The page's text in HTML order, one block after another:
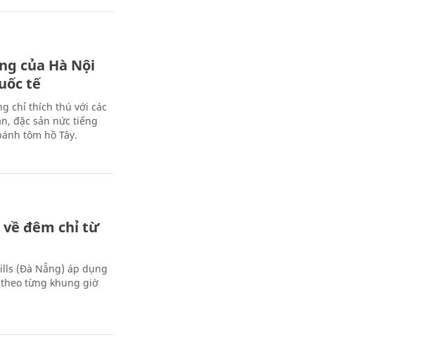
của Hà Nội
tế
chỉ thích thú với các
đặc sản nức tiếng
tôm hồ Tây.
về đêm chỉ từ
(Đà Nẵng) áp dụng
từng khung giờ